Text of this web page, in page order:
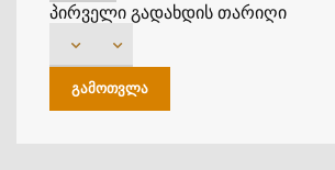
პირველი გადახდის თარიღი